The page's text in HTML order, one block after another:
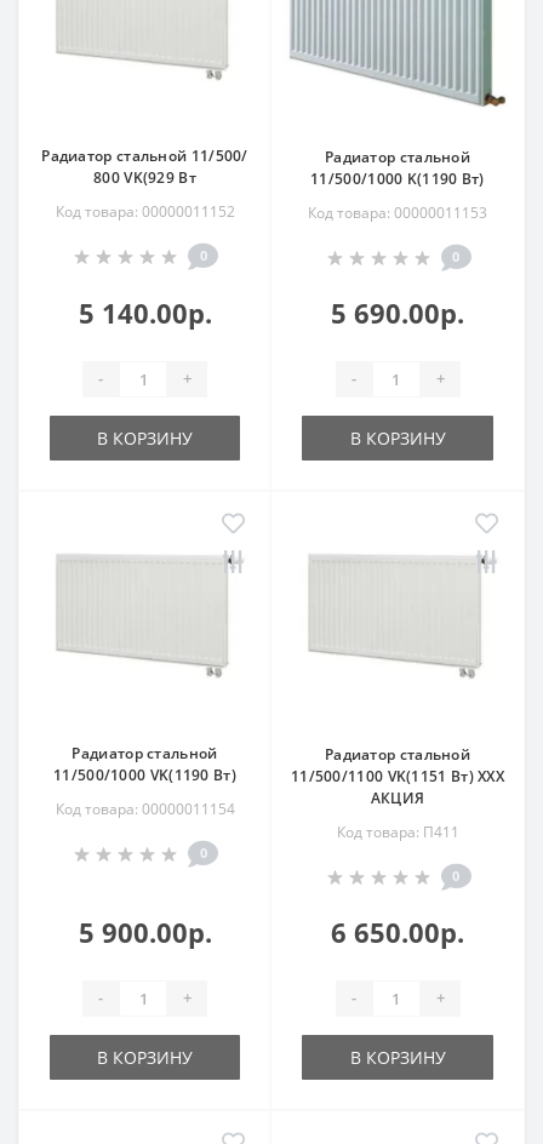
Радиатор стальной 11/500/
800 VK(929 Вт
Код товара: 00000011152
0
5 140.00р.
- +
В КОРЗИНУ
Радиатор стальной
11/500/1000 K(1190 Вт)
Код товара: 00000011153
0
5 690.00р.
- +
В КОРЗИНУ
Радиатор стальной
11/500/1000 VK(1190 Вт)
Код товара: 00000011154
0
5 900.00р.
- +
В КОРЗИНУ
Радиатор стальной
11/500/1100 VK(1151 Вт) ХХХ
АКЦИЯ
Код товара: П411
0
6 650.00р.
- +
В КОРЗИНУ